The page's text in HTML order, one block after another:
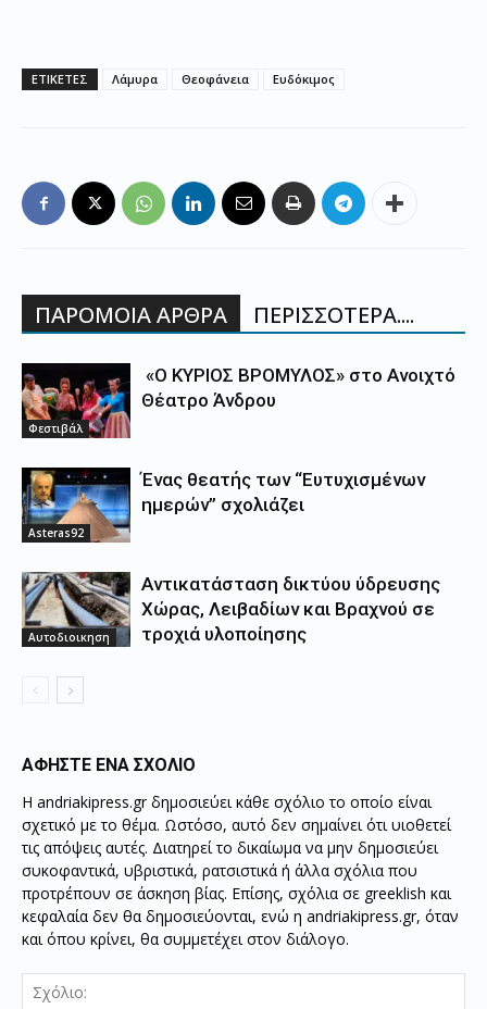
ΕΤΙΚΕΤΕΣ Λάμυρα Θεοφάνεια Ευδόκιμος
ΠΑΡΟΜΟΙΑ ΑΡΘΡΑ ΠΕΡΙΣΣΟΤΕΡΑ....
Φεστιβάλ
«Ο ΚΥΡΙΟΣ ΒΡΟΜΥΛΟΣ» στο Ανοιχτό
Θέατρο Άνδρου
Asteras92
Ένας θεατής των “Ευτυχισμένων
ημερών” σχολιάζει
Αυτοδιοικηση
Aντικατάσταση δικτύου ύδρευσης
Χώρας, Λειβαδίων και Βραχνού σε
τροχιά υλοποίησης
ΑΦΗΣΤΕ ΕΝΑ ΣΧΟΛΙΟ
Η andriakipress.gr δημοσιεύει κάθε σχόλιο το οποίο είναι
σχετικό με το θέμα. Ωστόσο, αυτό δεν σημαίνει ότι υιοθετεί
τις απόψεις αυτές. Διατηρεί το δικαίωμα να μην δημοσιεύει
συκοφαντικά, υβριστικά, ρατσιστικά ή άλλα σχόλια που
προτρέπουν σε άσκηση βίας. Επίσης, σχόλια σε greeklish και
κεφαλαία δεν θα δημοσιεύονται, ενώ η andriakipress.gr, όταν
και όπου κρίνει, θα συμμετέχει στον διάλογο.